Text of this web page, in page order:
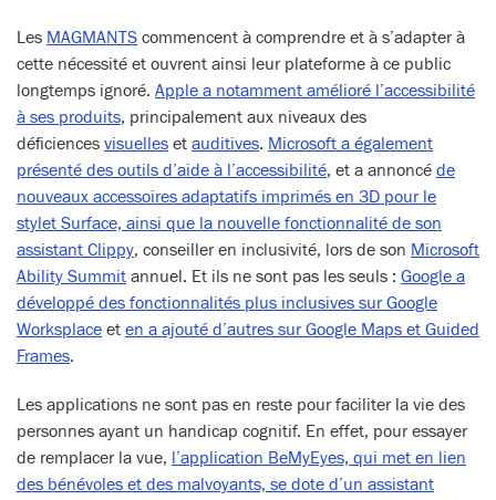
Les MAGMANTS commencent à comprendre et à s’adapter à
cette nécessité et ouvrent ainsi leur plateforme à ce public
longtemps ignoré. Apple a notamment amélioré l’accessibilité
à ses produits, principalement aux niveaux des
déficiences visuelles et auditives. Microsoft a également
présenté des outils d’aide à l’accessibilité, et a annoncé de
nouveaux accessoires adaptatifs imprimés en 3D pour le
stylet Surface, ainsi que la nouvelle fonctionnalité de son
assistant Clippy, conseiller en inclusivité, lors de son Microsoft
Ability Summit annuel. Et ils ne sont pas les seuls : Google a
développé des fonctionnalités plus inclusives sur Google
Worksplace et en a ajouté d’autres sur Google Maps et Guided
Frames.
Les applications ne sont pas en reste pour faciliter la vie des
personnes ayant un handicap cognitif. En effet, pour essayer
de remplacer la vue, l’application BeMyEyes, qui met en lien
des bénévoles et des malvoyants, se dote d’un assistant